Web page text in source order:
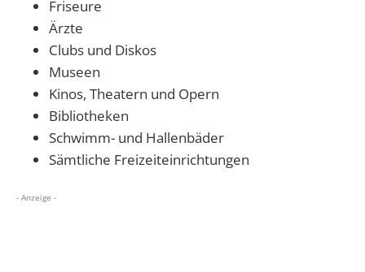
Friseure
Ärzte
Clubs und Diskos
Museen
Kinos, Theatern und Opern
Bibliotheken
Schwimm- und Hallenbäder
Sämtliche Freizeiteinrichtungen
- Anzeige -